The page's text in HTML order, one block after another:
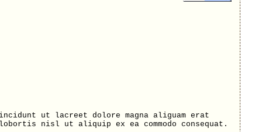
ut lacreet dolore magna aliguam erat
nisl ut aliquip ex ea commodo consequat.